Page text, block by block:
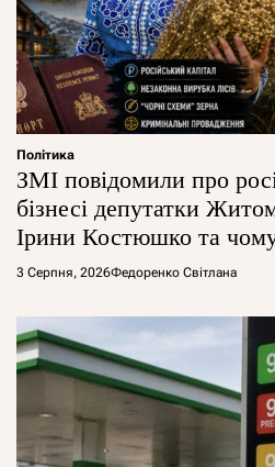
Політика
ЗМІ повідомили про
бізнесі депутатки
Ірини Костюшко та
арештувати її активи
3 Серпня, 2026Федоренко Світлана